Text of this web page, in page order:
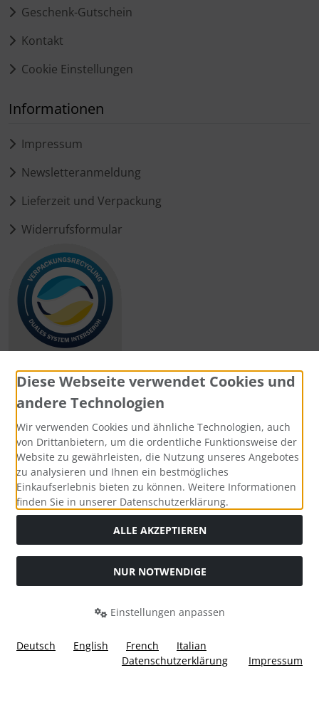
Geschenk-Gutschein
Kontakt
Cookie Einstellungen
Informationen
Impressum
Newsletteranmeldung
Lieferzeit und Verpackung
Widerrufsformular
Zahlungsmethoden
Social Media
Widerrufsformular
Diese Webseite verwendet Cookies und
andere Technologien
Wir verwenden Cookies und ähnliche Technologien, auch
von Drittanbietern, um die ordentliche Funktionsweise der
Website zu gewährleisten, die Nutzung unseres Angebotes
zu analysieren und Ihnen ein bestmögliches
Einkaufserlebnis bieten zu können. Weitere Informationen
finden Sie in unserer Datenschutzerklärung.
ALLE AKZEPTIEREN
NUR NOTWENDIGE
Einstellungen anpassen
Deutsch English French
Italian
Datenschutzerklärung
Impressum